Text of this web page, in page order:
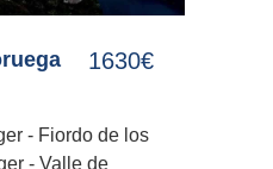
1630€
- Fiordo de los
- Valle de